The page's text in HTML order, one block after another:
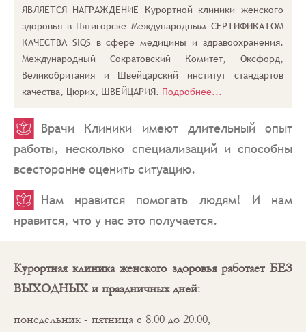
ЯВЛЯЕТСЯ НАГРАЖДЕНИЕ Курортной клиники женского
здоровья в Пятигорске Международным СЕРТИФИКАТОМ
КАЧЕСТВА SIQS в сфере медицины и здравоохранения.
Международный Сократовский Комитет, Оксфорд,
Великобритания и Швейцарский институт стандартов
качества, Цюрих, ШВЕЙЦАРИЯ. Подробнее...
Врачи Клиники имеют длительный опыт
работы, несколько специализаций и способны
всесторонне оценить ситуацию.
Нам нравится помогать людям! И нам
нравится, что у нас это получается.
Курортная клиника женского здоровья работает БЕЗ
ВЫХОДНЫХ и праздничных дней:
понедельник - пятница с 8.00 до 20.00,